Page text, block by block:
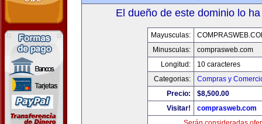
El dueño de este dominio lo
Mayusculas:
Minusculas:
comprasweb.com
Longitud:
10 caracteres
Categorias:
Compras y
Precio:
$8,500.00
Visitar!
comprasweb.com